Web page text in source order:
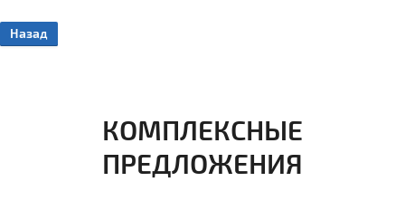
Назад
КОМПЛЕКСНЫЕ
ПРЕДЛОЖЕНИЯ